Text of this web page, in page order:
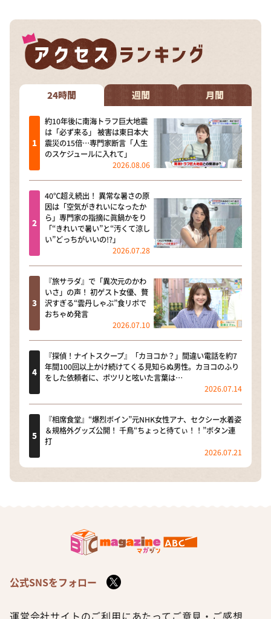
24時間 週間 月間
約10年後に南海トラフ巨大地震
は「必ず来る」 被害は東日本大
震災の15倍…専門家断言「人生
のスケジュールに入れて」
2026.08.06
40℃超え続出！ 異常な暑さの原
因は「空気がきれいになったか
ら」専門家の指摘に眞鍋かをり
「“きれいで暑い”と“汚くて涼し
い”どっちがいいの!?」
2026.07.28
『旅サラダ』で「異次元のかわ
いさ」の声！ 初ゲスト女優、贅
沢すぎる“雲丹しゃぶ”食リポで
おちゃめ発言
2026.07.10
『探偵！ナイトスクープ』「カヨコか？」間違い電話を約7
年間100回以上かけ続けてくる見知らぬ男性。カヨコのふり
をした依頼者に、ポツリと呟いた言葉は…
2026.07.14
『相席食堂』“爆烈ボイン”元NHK女性アナ、セクシー水着姿
＆規格外グッズ公開！ 千鳥“ちょっと待てぃ！！”ボタン連
打
2026.07.21
公式SNSをフォロー
運営会社サイトのご利用にあたって ご意見・ご感想